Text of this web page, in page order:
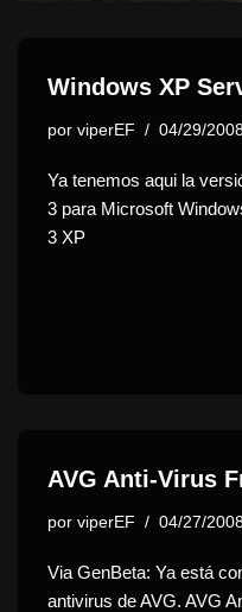
Windows XP
por viperEF 04/29/
Ya tenemos aqui la
3 para Microsoft
3 XP
AVG Anti-Virus
por viperEF 04/27/
Via GenBeta: Ya está
antivirus de AVG. AVG